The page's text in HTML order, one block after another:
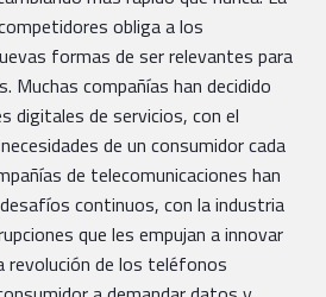
obliga a los
formas de ser relevantes para
Muchas compañías han decidido
digitales de servicios, con el
de un consumidor cada
de telecomunicaciones han
continuos, con la industria
que les empujan a innovar
revolución de los teléfonos